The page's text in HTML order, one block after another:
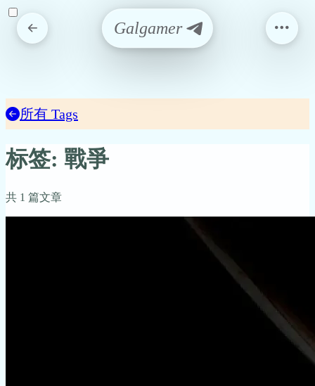
Galgamer
所有 Tags
标签: 戰爭
共 1 篇文章